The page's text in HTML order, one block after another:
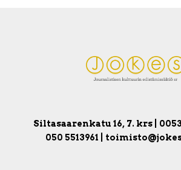
Siltasaarenkatu 16, 7. krs |
050 5513961 |